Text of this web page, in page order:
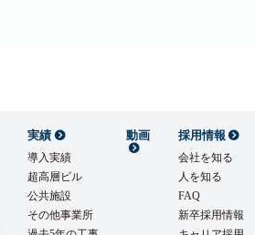
実績
導入実績
超高層ビル
公共施設
その他事業所
動画 採用情報
会社を知る
人を知る
FAQ
新卒採用情報